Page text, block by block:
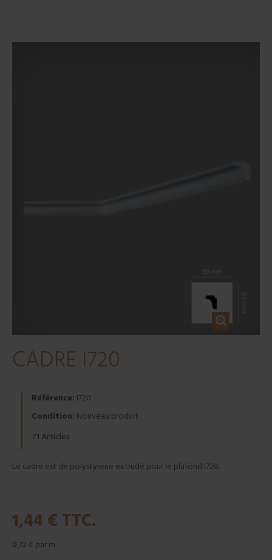
CADRE I720
Référence: I720
Condition: Nouveau produit
71 Articles
Le cadre est de polystyrène extrudé pour le plafond I720.
1,44 € TTC.
0,72 € par m